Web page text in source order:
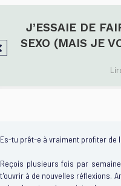
J’ESSAIE DE
SEXO (MAIS JE
Es-tu prêt-e à vraiment profiter de
Reçois plusieurs fois par
t'ouvrir à de nouvelles réflexions.